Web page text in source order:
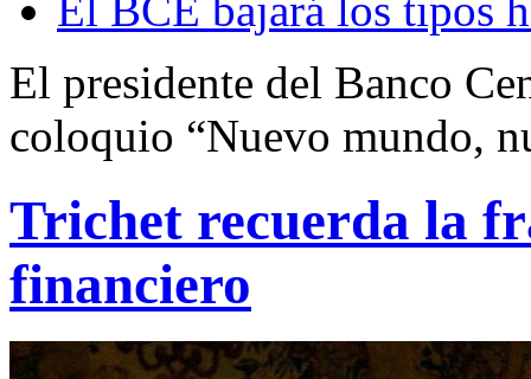
El BCE bajará los tipos
El presidente del Banco
coloquio “Nuevo mundo,
Trichet recuerda la
financiero